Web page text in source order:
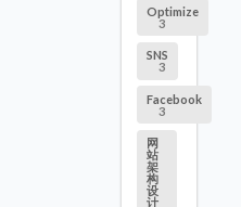
Optimize
3
SNS
3
Facebook
3
网
站
架
构
设
计